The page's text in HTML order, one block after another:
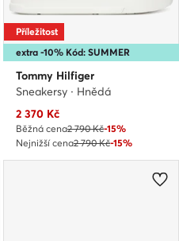
extra -10% Kód: SUMMER
Příležitost
Tommy Hilfiger
Sneakersy · Hnědá
Aktuální cena
2 370 Kč
Běžná cena2 790 Kč-15%
Nejnižší cena2 790 Kč-15%